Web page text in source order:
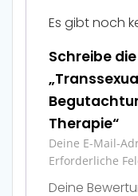
Es gibt noch
Schreibe
Therapie“
Deine E-Mail-
Erforderliche
Deine